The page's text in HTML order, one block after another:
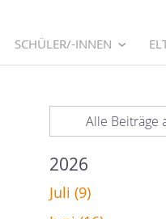
SCHÜLER/-INNEN
Alle Beiträge
2026
Juli (9)